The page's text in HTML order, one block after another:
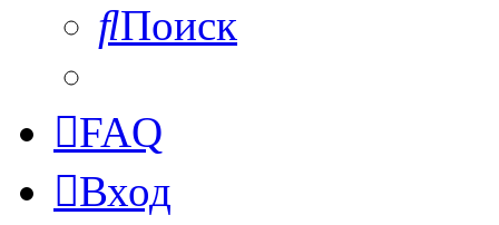
Поиск
FAQ
Вход